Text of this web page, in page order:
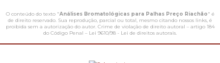
O conteúdo do texto "Análises Bromatológicas para Palhas Preço Riachão" é
de direito reservado. Sua reprodução, parcial ou total, mesmo citando nossos links, é
proibida sem a autorização do autor. Crime de violação de direito autoral – artigo 184
do Código Penal – Lei 9610/98 - Lei de direitos autorais.